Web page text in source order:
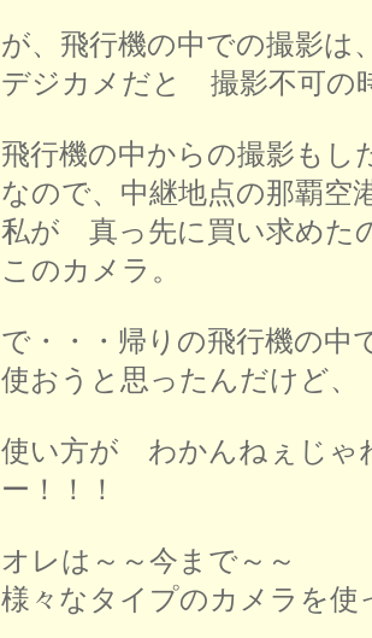
が、飛行機の中での撮影は
デジカメだと 撮影不可の
飛行機の中からの撮影もし
なので、中継地点の那覇空
私が 真っ先に買い求めた
このカメラ。
で・・・帰りの飛行機の中
使おうと思ったんだけど、
使い方が わかんねぇじゃ
ー！！！
オレは～～今まで～～
様々なタイプのカメラを使